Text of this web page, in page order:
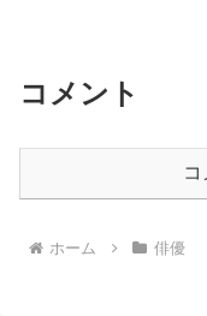
コメント
ホーム 俳優